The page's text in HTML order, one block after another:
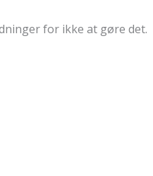
for ikke at gøre det.